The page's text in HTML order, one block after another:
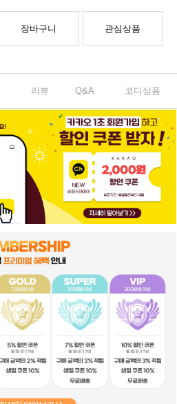
장바구니 관심상품
리뷰 Q&A 코디상품